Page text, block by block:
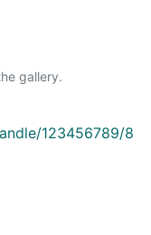
gallery.
123456789/8